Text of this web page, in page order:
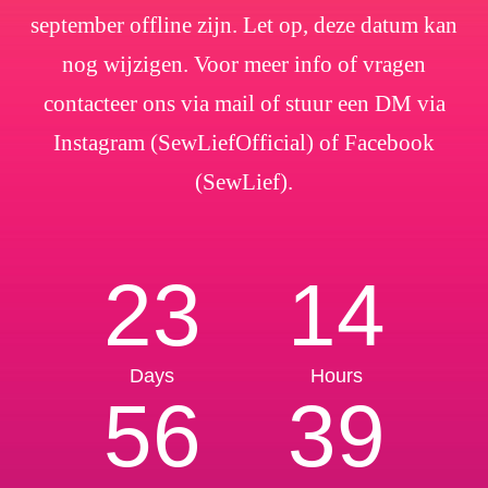
september offline zijn. Let op, deze datum kan
nog wijzigen. Voor meer info of vragen
contacteer ons via mail of stuur een DM via
Instagram (SewLiefOfficial) of Facebook
(SewLief).
23
Days
14
Hours
56 39